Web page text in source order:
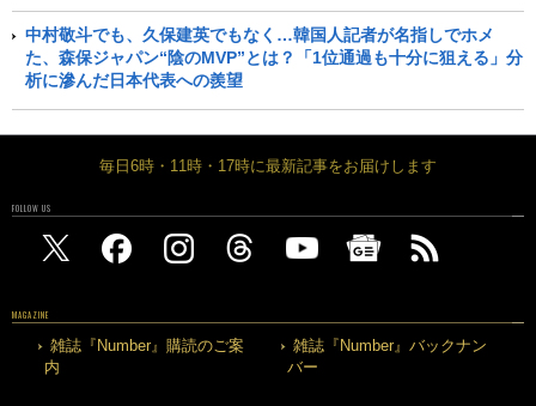
中村敬斗でも、久保建英でもなく…韓国人記者が名指しでホメ
た、森保ジャパン“陰のMVP”とは？「1位通過も十分に狙える」分
析に滲んだ日本代表への羨望
毎日6時・11時・17時に最新記事をお届けします
FOLLOW US
MAGAZINE
雑誌『Number』購読のご案
内
雑誌『Number』バックナン
バー